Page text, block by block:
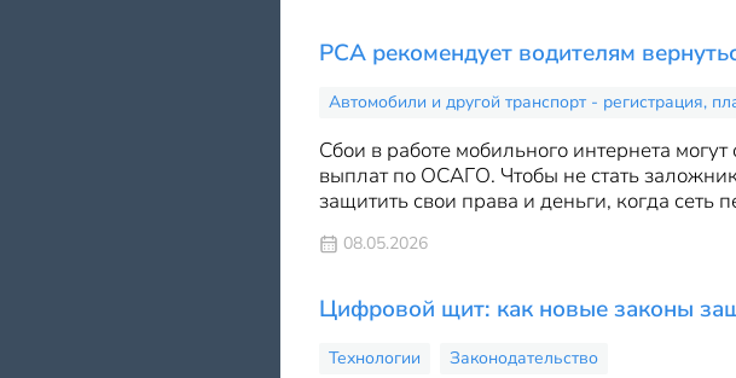
РСА рекомендует водителям
Автомобили и другой транспорт - регистрация,
Сбои в работе мобильного интернета
выплат по ОСАГО. Чтобы не стать
защитить свои права и деньги, когда сеть
08.05.2026
Цифровой щит: как новые законы
Технологии Законодательство